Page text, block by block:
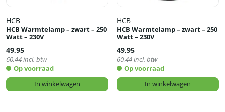
HCB
HCB Warmtelamp – zwart – 250
Watt – 230V
49,95
60,44incl. btw
Op voorraad
In winkelwagen
HCB
HCB Warmtelamp – zwart – 250
Watt – 230V
49,95
60,44incl. btw
Op voorraad
In winkelwagen